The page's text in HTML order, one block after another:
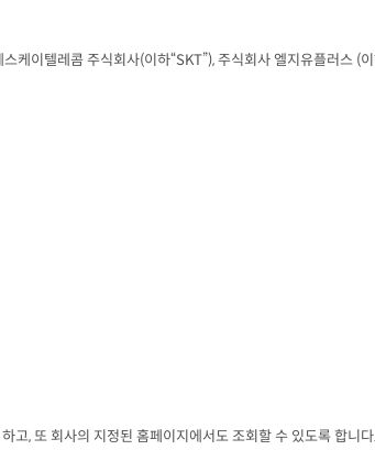
케이텔레콤 주식회사(이하“SKT”), 주식회사 엘지유플러스 (
고, 또 회사의 지정된 홈페이지에서도 조회할 수 있도록 합니다.